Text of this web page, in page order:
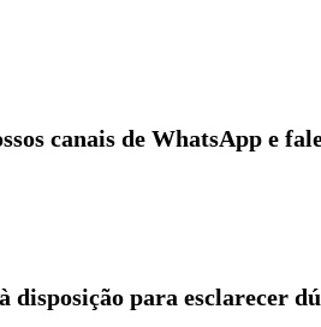
canais de WhatsApp e
disposição para esclarecer